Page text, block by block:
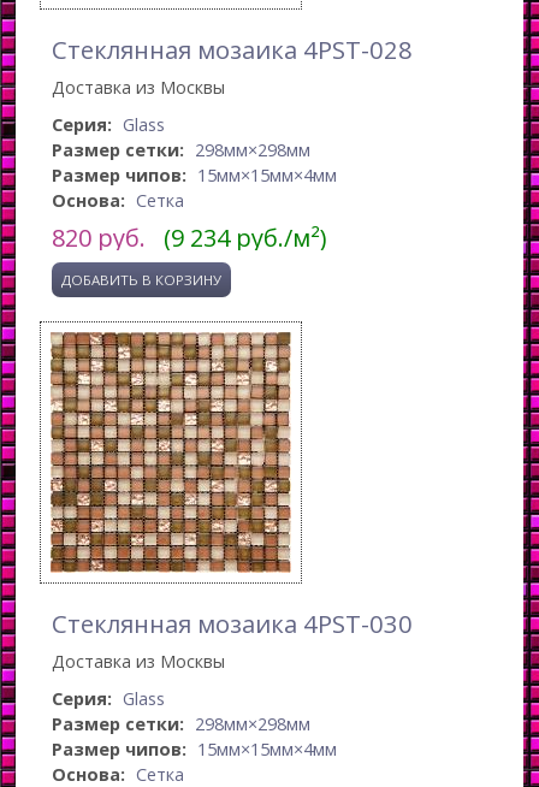
Стеклянная мозаика 4PST-028
Доставка из Москвы
Серия: Glass
Размер сетки: 298мм×298мм
Размер чипов: 15мм×15мм×4мм
Основа: Сетка
820 руб. (9 234 руб./м²)
Стеклянная мозаика 4PST-030
Доставка из Москвы
Серия: Glass
Размер сетки: 298мм×298мм
Размер чипов: 15мм×15мм×4мм
Основа: Сетка